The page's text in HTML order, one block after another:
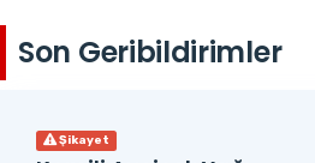
Son Geribildirimler
Şikayet